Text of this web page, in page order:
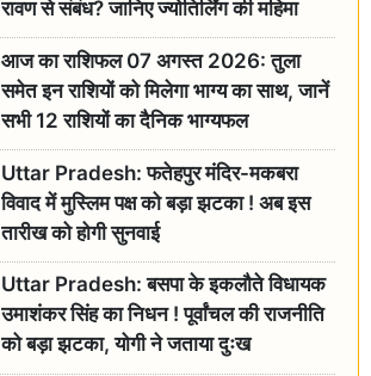
रावण से संबंध? जानिए ज्योतिर्लिंग की महिमा
आज का राशिफल 07 अगस्त 2026: तुला
समेत इन राशियों को मिलेगा भाग्य का साथ, जानें
सभी 12 राशियों का दैनिक भाग्यफल
Uttar Pradesh: फतेहपुर मंदिर-मकबरा
विवाद में मुस्लिम पक्ष को बड़ा झटका ! अब इस
तारीख को होगी सुनवाई
Uttar Pradesh: बसपा के इकलौते विधायक
उमाशंकर सिंह का निधन ! पूर्वांचल की राजनीति
को बड़ा झटका, योगी ने जताया दुःख